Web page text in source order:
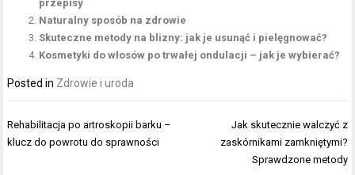
przepisy
Naturalny sposób na zdrowie
Skuteczne metody na blizny: jak je usunąć i pielęgnować?
Kosmetyki do włosów po trwałej ondulacji – jak je wybierać?
Posted in Zdrowie i uroda
Nawigacja
wpisu
Rehabilitacja po artroskopii barku –
klucz do powrotu do sprawności
Jak skutecznie walczyć z
zaskórnikami zamkniętymi?
Sprawdzone metody